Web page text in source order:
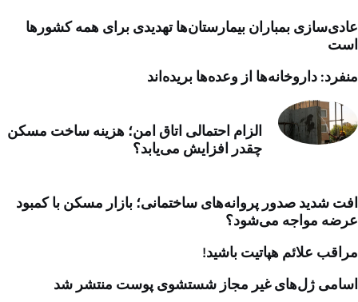
عادی‌سازی بمباران بیمارستان‌ها تهدیدی برای همه کشورها
است
منفرد: داروخانه‌ها از وعده‌ها بریده‌اند
الزام احتمالی اتاق امن؛ هزینه ساخت مسکن
چقدر افزایش می‌یابد؟
افت شدید صدور پروانه‌های ساختمانی؛ بازار مسکن با کمبود
عرضه مواجه می‌شود؟
مراقب علائم هپاتیت باشید!
اسامی ژل‌های غیر مجاز شستشوی پوست منتشر شد